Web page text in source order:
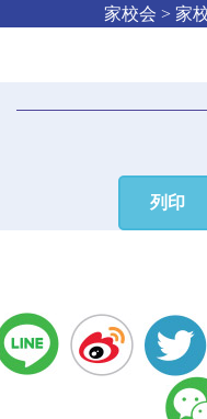
家校会 > 家
列印